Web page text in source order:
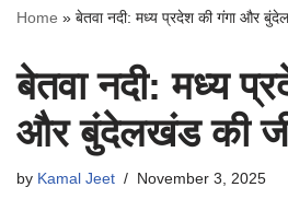
Home » बेतवा नदी: मध्य प्रदेश की गंगा और
बेतवा नदी: मध्य
और बुंदेलखंड की
by Kamal Jeet November 3, 2025